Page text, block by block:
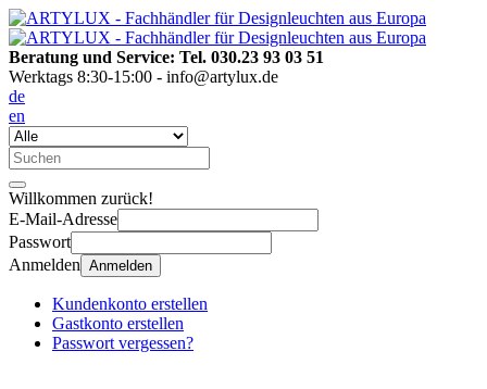
Beratung und Service: Tel. 030.23 93 03 51
Werktags 8:30-15:00 - info@artylux.de
de
en
Willkommen zurück!
E-Mail-Adresse
Passwort
Anmelden Anmelden
Kundenkonto erstellen
Gastkonto erstellen
Passwort vergessen?